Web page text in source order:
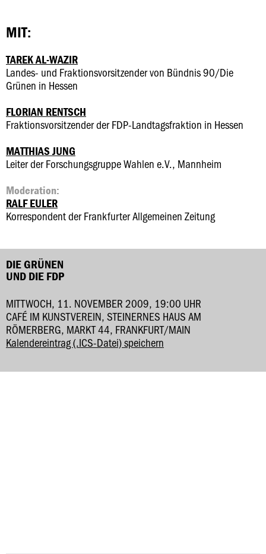
MIT:
TAREK AL-WAZIR
Landes- und Fraktionsvorsitzender von Bündnis 90/Die
Grünen in Hessen
FLORIAN RENTSCH
Fraktionsvorsitzender der FDP-Landtagsfraktion in Hessen
MATTHIAS JUNG
Leiter der Forschungsgruppe Wahlen e.V., Mannheim
Moderation:
RALF EULER
Korrespondent der Frankfurter Allgemeinen Zeitung
DIE GRÜNEN
UND DIE FDP
MITTWOCH, 11. NOVEMBER 2009, 19:00 UHR
CAFÉ IM KUNSTVEREIN, STEINERNES HAUS AM
RÖMERBERG, MARKT 44, FRANKFURT/MAIN
Kalendereintrag (.ICS-Datei) speichern